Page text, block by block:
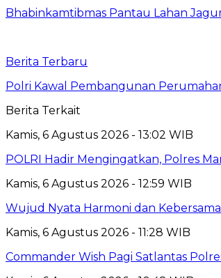
Bhabinkamtibmas Pantau Lahan
Berita Terbaru
Polri Kawal Pembangunan
Berita Terkait
Kamis, 6 Agustus 2026 - 13:02 WIB
POLRI Hadir Mengingatkan, Polres
Kamis, 6 Agustus 2026 - 12:59 WIB
Wujud Nyata Harmoni dan
Kamis, 6 Agustus 2026 - 11:28 WIB
Commander Wish Pagi Satlantas